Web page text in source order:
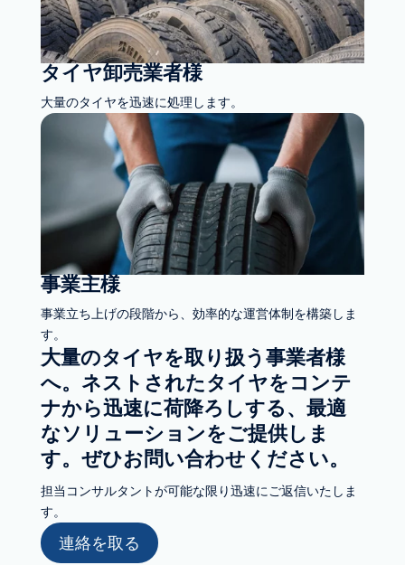
タイヤ卸売業者様
大量のタイヤを迅速に処理します。
事業主様
事業立ち上げの段階から、効率的な運営体制を構築しま
す。
大量のタイヤを取り扱う事業者様
へ。ネストされたタイヤをコンテ
ナから迅速に荷降ろしする、最適
なソリューションをご提供しま
す。ぜひお問い合わせください。
担当コンサルタントが可能な限り迅速にご返信いたしま
す。
連絡を取る